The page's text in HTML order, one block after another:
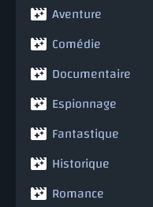
Aventure
Comédie
Documentaire
Espionnage
Fantastique
Historique
Romance